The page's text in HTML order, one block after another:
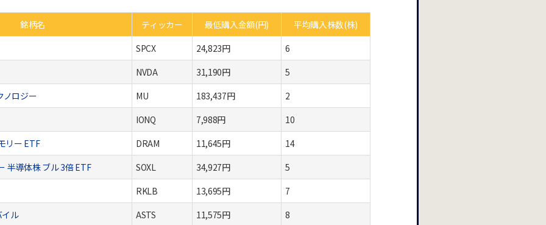
銘柄名 ティッカー 最低購入金額(円) 平均購入株数(株)
SPCX
24,823円
6
NVDA
31,190円
5
ロジー
MU 183,437円
2
IONQ
7,988円
10
リー ETF
DRAM 11,645円
14
半導体株 ブル 3倍 ETF
SOXL 34,927円
5
RKLB
13,695円
7
イル
ASTS 11,575円
8